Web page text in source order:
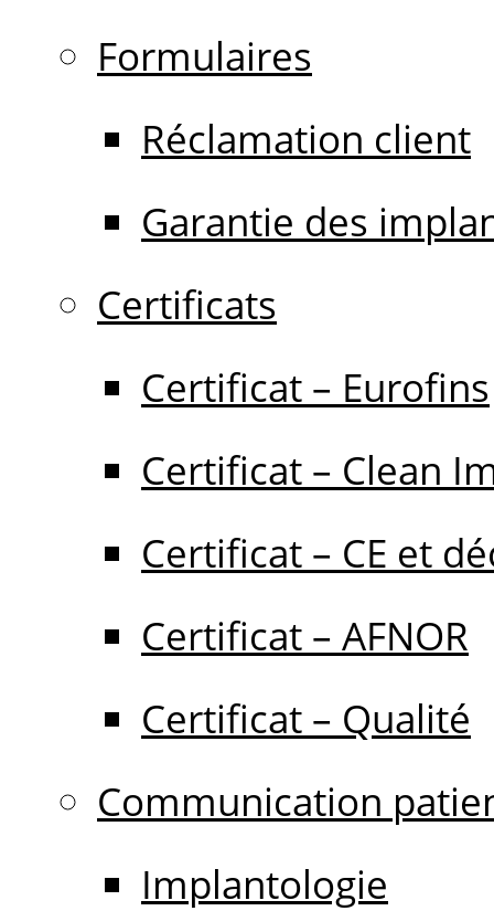
Formulaires
Réclamation client
Garantie des
Certificats
Certificat – Eurofins
Certificat – Clean
Certificat – CE et
Certificat – AFNOR
Certificat – Qualité
Communication
Implantologie